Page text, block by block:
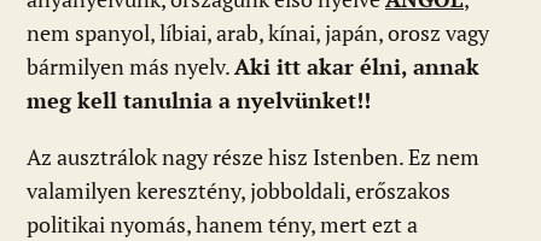
nem spanyol, líbiai, arab, kínai, japán, orosz vagy
bármilyen más nyelv.Aki itt akar élni, annak
meg kell tanulnia a nyelvünket!!
Az ausztrálok nagy része hisz Istenben. Ez nem
valamilyen keresztény, jobboldali, erőszakos
politikai nyomás, hanem tény, mert ezt a